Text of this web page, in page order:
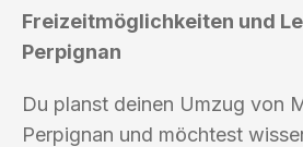
Freizeitmöglichkeiten und
Perpignan
Du planst deinen Umzug von
Perpignan und möchtest